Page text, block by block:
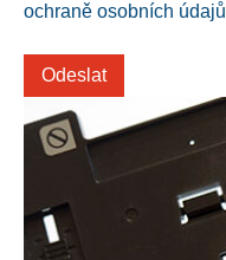
ochraně osobních údajů